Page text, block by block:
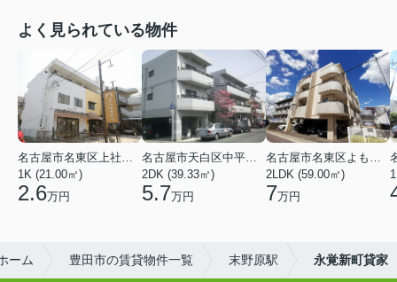
よく見られている物件
名古屋市名東区上社２丁目
1K (21.00㎡)
2.6万円
名古屋市天白区中平２丁目
2DK (39.33㎡)
5.7万円
名古屋市名東区よもぎ台２丁目
2LDK (59.00㎡)
7万円
ーム 豊田市の賃貸物件一覧 末野原駅 永覚新町貸家